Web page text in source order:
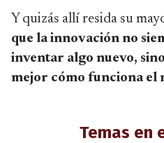
Y quizás allí resida su
que la innovación no
inventar algo nuevo,
mejor cómo funciona el
Temas en